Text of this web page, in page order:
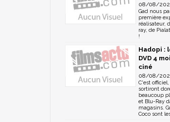
08/08/
Gad nous
première
réalisateur,
ray, de
!
Hadopi :
DVD 4
ciné
08/08/
C'est
sortiront
beaucoup
et Blu-Ray
magasins.
Coco sont